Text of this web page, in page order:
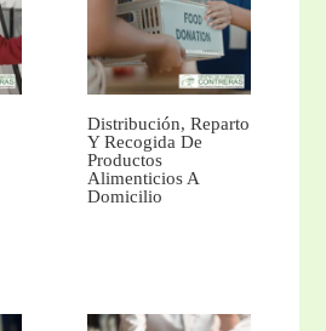
Distribución, Reparto
Y Recogida De
Productos
Alimenticios A
Domicilio